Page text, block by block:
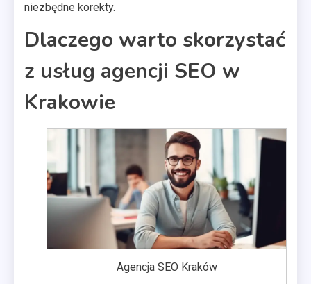
niezbędne korekty.
Dlaczego warto skorzystać
z usług agencji SEO w
Krakowie
Agencja SEO Kraków